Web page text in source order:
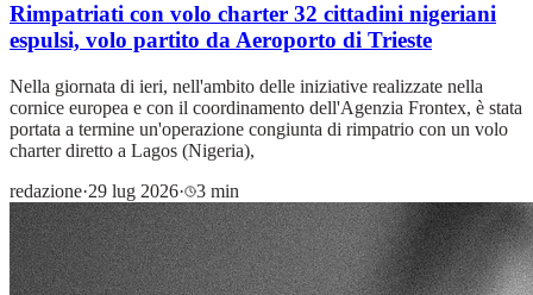
Rimpatriati con volo charter 32 cittadini nigeriani
espulsi, volo partito da Aeroporto di Trieste
Nella giornata di ieri, nell'ambito delle iniziative realizzate nella
cornice europea e con il coordinamento dell'Agenzia Frontex, è stata
portata a termine un'operazione congiunta di rimpatrio con un volo
charter diretto a Lagos (Nigeria),
redazione·29 lug 2026· 3 min